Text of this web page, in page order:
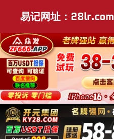
易记网址：28lr.com